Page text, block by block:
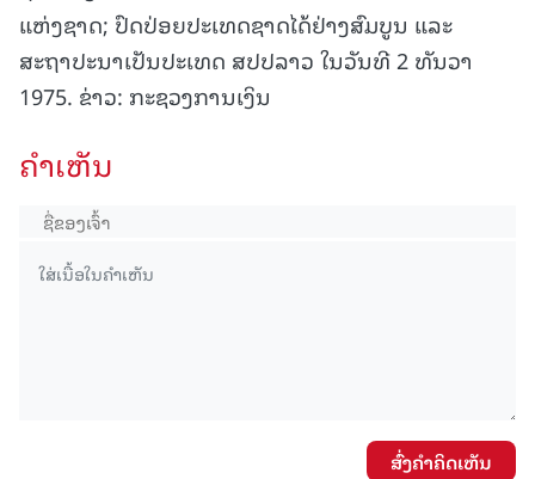
ແຫ່ງຊາດ; ປົດປ່ອຍປະເທດຊາດໄດ້ຢ່າງສົມບູນ ແລະ
ສະຖາປະນາເປັນປະເທດ ສປປລາວ ໃນວັນທີ 2 ທັນວາ
1975. ຂ່າວ: ກະຊວງການເງິນ
ຄໍາເຫັນ
ສົ່ງຄໍາຄິດເຫັນ